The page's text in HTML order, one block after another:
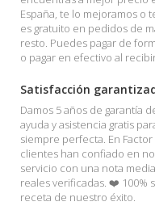
España, te lo mejoramos o
es gratuito en pedidos de
resto. Puedes pagar de
o pagar en efectivo al
Satisfacción
Damos 5 años de garantía
ayuda y asistencia gratis
siempre perfecta. En
clientes han confiado en
servicio con una nota
reales verificadas. ❤️ 100%
receta de nuestro éxito.